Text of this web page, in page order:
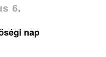
6.
nap